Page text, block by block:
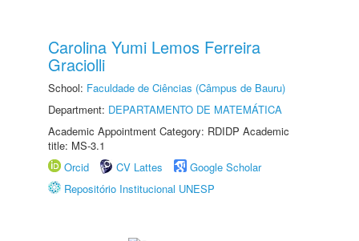
Carolina Yumi Lemos Ferreira
Graciolli
School: Faculdade de Ciências (Câmpus de Bauru)
Department: DEPARTAMENTO DE MATEMÁTICA
Academic Appointment Category: RDIDP Academic
title: MS-3.1
Orcid
CV Lattes
Google Scholar
Repositório Institucional UNESP